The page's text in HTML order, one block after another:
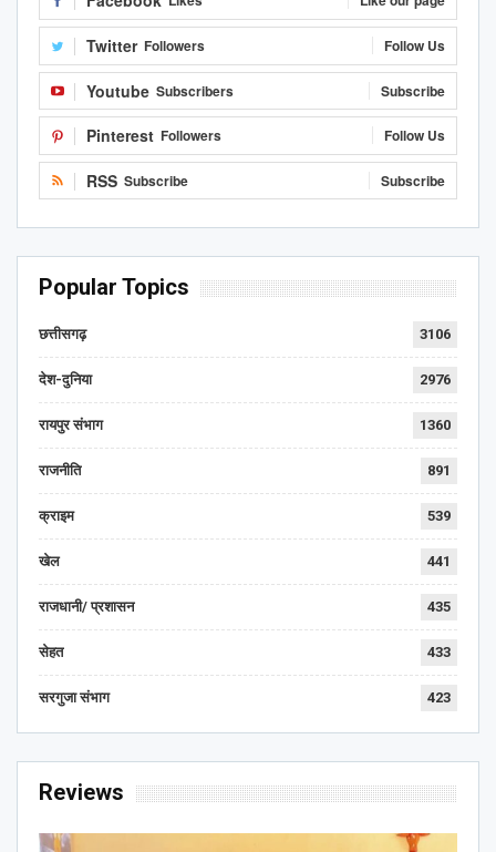
Twitter Followers Follow Us
Youtube Subscribers Subscribe
Pinterest Followers Follow Us
RSS Subscribe Subscribe
Popular Topics
छत्तीसगढ़ 3106
देश-दुनिया 2976
रायपुर संभाग 1360
राजनीति 891
क्राइम 539
खेल 441
राजधानी/ प्रशासन 435
सेहत 433
सरगुजा संभाग 423
Reviews